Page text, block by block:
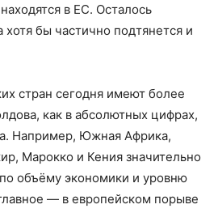
в ЕС. Осталось
хотя бы частично подтянется и
стран сегодня имеют более
как в абсолютных цифрах,
Например, Южная Африка,
Марокко и Кения значительно
объёму экономики и уровню
— в европейском порыве